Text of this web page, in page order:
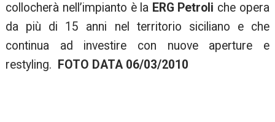
collocherà nell’impianto è la ERG Petroli che opera
da più di 15 anni nel territorio siciliano e che
continua ad investire con nuove aperture e
restyling.
FOTO DATA 06/03/2010